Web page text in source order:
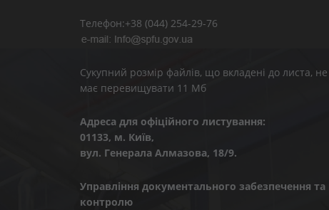
Телефон:+38 (044) 254-29-76
Сукупний розмір файлів, що вкладені до листа, не
має перевищувати 11 Мб
Адреса для офіційного листування:
01133, м. Київ,
вул. Генерала Алмазова, 18/9.
Управління документального забезпечення та
контролю